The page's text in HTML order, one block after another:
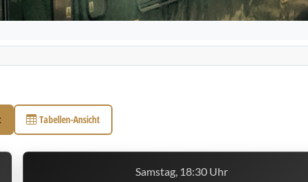
Tabellen-Ansicht
Samstag, 18:30 Uhr